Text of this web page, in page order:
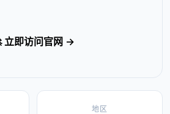
立即访问官网 →
地区